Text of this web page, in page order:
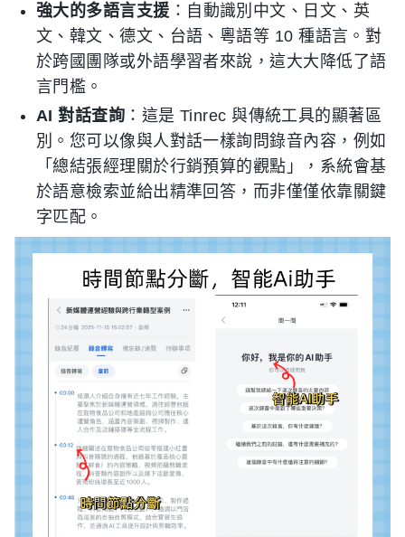
強大的多語言支援 ：自動識別中文、日文、英
文、韓文、德文、台語、粵語等 10 種語言。對
於跨國團隊或外語學習者來說，這大大降低了語
言門檻。
AI 對話查詢 ：這是 Tinrec 與傳統工具的顯著區
別。您可以像與人對話一樣詢問錄音內容，例如
「總結張經理關於行銷預算的觀點」，系統會基
於語意檢索並給出精準回答，而非僅僅依靠關鍵
字匹配。